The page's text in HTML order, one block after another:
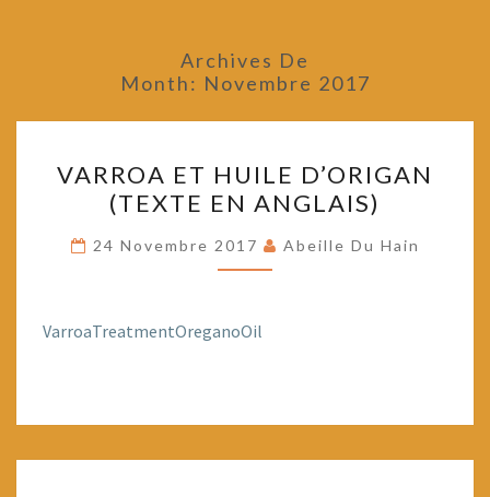
Archives De
Month: Novembre 2017
ET
HUILE
D’ORIGAN
(TEXTE
ANGLAIS)
VARROA ET HUILE D’ORIGAN
(TEXTE EN ANGLAIS)
24 Novembre 2017 Abeille Du Hain
VarroaTreatmentOreganoOil